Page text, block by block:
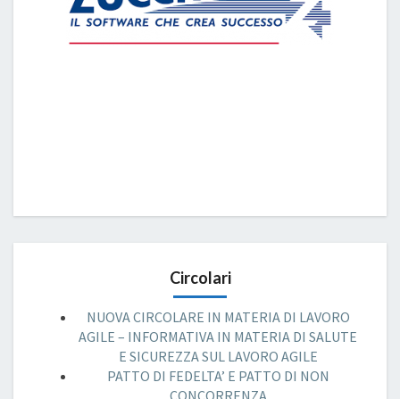
Circolari
NUOVA CIRCOLARE IN MATERIA DI LAVORO
AGILE – INFORMATIVA IN MATERIA DI SALUTE
E SICUREZZA SUL LAVORO AGILE
PATTO DI FEDELTA’ E PATTO DI NON
CONCORRENZA